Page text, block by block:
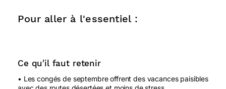
Pour aller à l'essentiel :
Ce qu'il faut retenir
• Les congés de septembre offrent des vacances paisibles